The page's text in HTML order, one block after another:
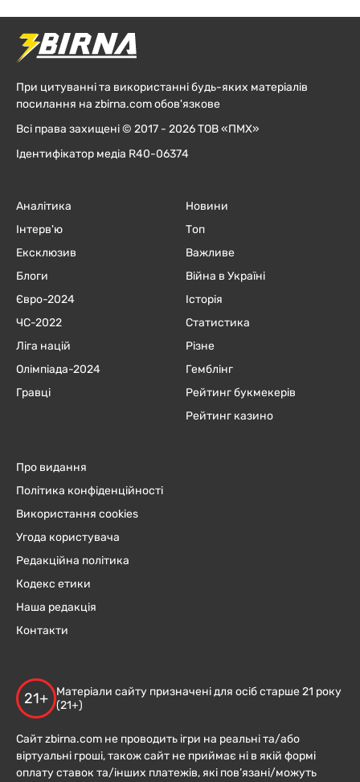
При цитуванні та використанні будь-яких матеріалів
посилання на zbirna.com обов'язкове
Всі права захищені © 2017 - 2026 ТОВ «ПМХ»
Ідентифікатор медіа R40-06374
Аналітика
Інтерв'ю
Ексклюзив
Блоги
Євро-2024
ЧC-2022
Ліга націй
Олімпіада-2024
Гравці
Новини
Топ
Важливе
Війна в Україні
Історія
Статистика
Різне
Гемблінг
Рейтинг букмекерів
Рейтинг казино
Про видання
Політика конфіденційності
Використання cookies
Угода користувача
Редакційна політика
Кодекс етики
Наша редакція
Контакти
21+
Матеріали сайту призначені для осіб старше 21 року
(21+)
Сайт zbirna.com не проводить ігри на реальні та/або
віртуальні гроші, також сайт не приймає ні в якій формі
оплату ставок та/інших платежів, які пов’язані/можуть